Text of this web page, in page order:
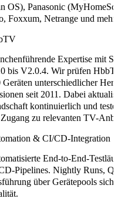
OS), Panasonic
Foxxum, Netrange und mehr.
Expertise mit
bis V2.0.4. Wir prüfen
Geräten unterschiedlicher
seit 2011. Dabei
kontinuierlich und
zu relevanten TV-
& CI/CD-Integration
End-to-End-
Pipelines. Nightly Runs,
über Gerätepools